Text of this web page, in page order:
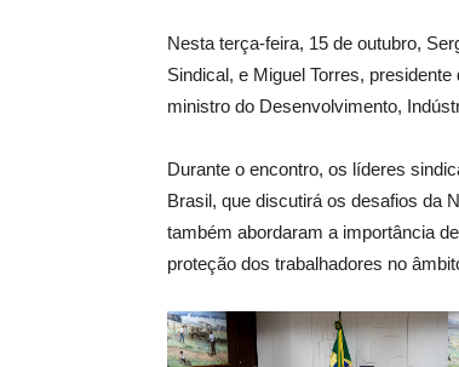
Nesta terça-feira, 15 de outubro,
Sindical, e Miguel Torres,
ministro do Desenvolvimento,
Durante o encontro, os líderes
Brasil, que discutirá os desafios da
também abordaram a importância
proteção dos trabalhadores no